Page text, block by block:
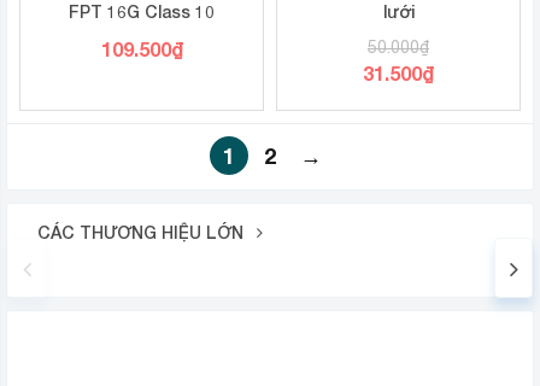
FPT 16G Class 10
109.500₫
lưới
50.000₫
31.500₫
1 2 →
CÁC THƯƠNG HIỆU LỚN